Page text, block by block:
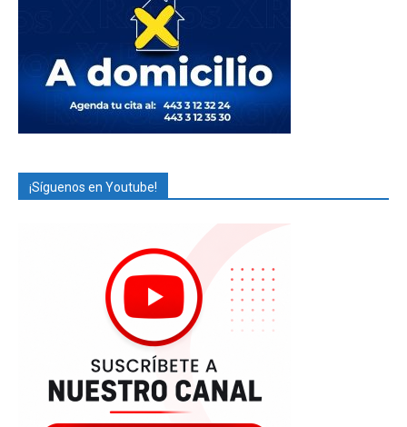
¡Síguenos en Youtube!